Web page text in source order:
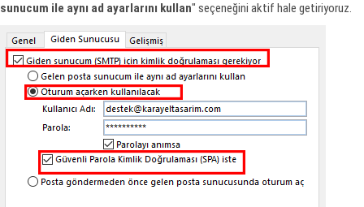
sunucum ile aynı ad ayarlarını kullan" seçeneğini aktif hale getiriyoruz.